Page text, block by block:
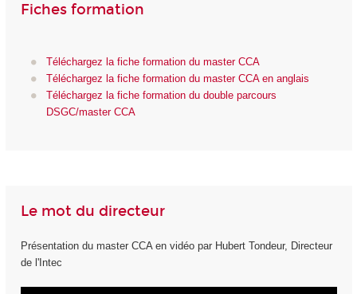
Fiches formation
Téléchargez la fiche formation du master CCA
Téléchargez la fiche formation du master CCA en anglais
Téléchargez la fiche formation du double parcours
DSGC/master CCA
Le mot du directeur
Présentation du master CCA en vidéo par Hubert Tondeur, Directeur
de l'Intec